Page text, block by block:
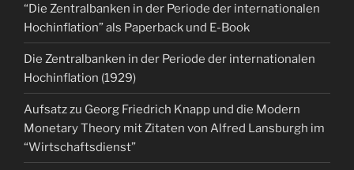
“Die Zentralbanken in der Periode der internationalen
Hochinflation” als Paperback und E-Book
Die Zentralbanken in der Periode der internationalen
Hochinflation (1929)
Aufsatz zu Georg Friedrich Knapp und die Modern
Monetary Theory mit Zitaten von Alfred Lansburgh im
“Wirtschaftsdienst”